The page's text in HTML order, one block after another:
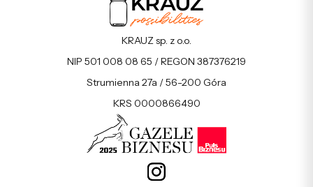
KRAUZ sp. z o.o.
NIP 501 008 08 65 / REGON 387376219
Strumienna 27a / 56-200 Góra
KRS 0000866490